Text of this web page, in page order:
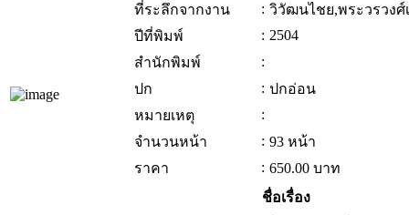
ที่ระลึกจากงาน
: วิวัฒนไชย,พระวรวงศ์
ปีที่พิมพ์
: 2504
สำนักพิมพ์
:
ปก
: ปกอ่อน
หมายเหตุ
:
จำนวนหน้า
: 93 หน้า
ราคา
: 650.00 บาท
ชื่อเรื่อง